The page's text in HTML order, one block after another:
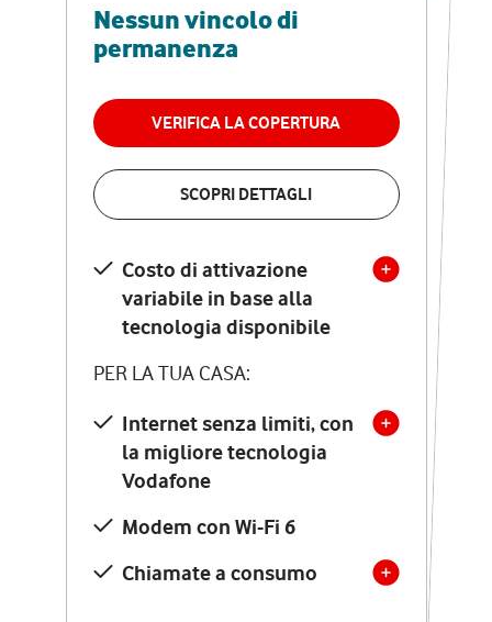
Nessun vincolo di
permanenza
VERIFICA LA COPERTURA
SCOPRI DETTAGLI
Costo di attivazione
variabile in base alla
tecnologia disponibile
PER LA TUA CASA:
Internet senza limiti, con
la migliore tecnologia
Vodafone
Modem con Wi-Fi 6
Chiamate a consumo
RETE FISSA + VODAFONE CLUB
29,95€
permanenza
VERIFICA LA COPERTURA
Costo di attivazione
variabile in base alla
tecnologia disponibile
PER LA TUA CASA:
Internet senza limiti, con
la migliore tecnologia
Vodafone
Modem Seven con Wi-Fi 7
Chiamate illimitate verso
numeri fissi e mobili
nazionali